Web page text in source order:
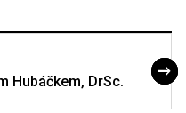
Hubáčkem, DrSc.